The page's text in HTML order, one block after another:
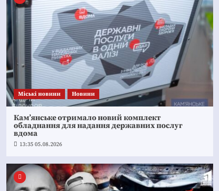
Mіські новини Новини
Кам’янське отримало новий комплект
обладнання для надання державних послуг
вдома
13:35 05.08.2026